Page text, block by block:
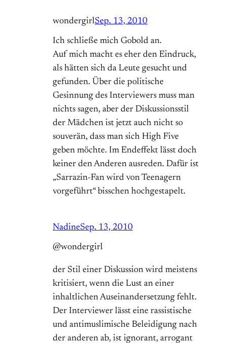
wondergirlSep. 13, 2010
Ich schließe mich Gobold an.
Auf mich macht es eher den Eindruck,
als hätten sich da Leute gesucht und
gefunden. Über die politische
Gesinnung des Interviewers muss man
nichts sagen, aber der Diskussionsstil
der Mädchen ist jetzt auch nicht so
souverän, dass man sich High Five
geben möchte. Im Endeffekt lässt doch
keiner den Anderen ausreden. Dafür ist
„Sarrazin-Fan wird von Teenagern
vorgeführt“ bisschen hochgestapelt.
NadineSep. 13, 2010
@wondergirl
der Stil einer Diskussion wird meistens
kritisiert, wenn die Lust an einer
inhaltlichen Auseinandersetzung fehlt.
Der Interviewer lässt eine rassistische
und antimuslimische Beleidigung nach
der anderen ab, ist ignorant, arrogant